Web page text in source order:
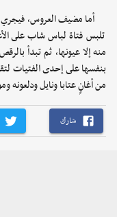
أما مضيف العروس،
تلبس فتاة لباس شاب على
منه إلا عيونها، ثم تبدأ
بنفسها على إحدى الفتيات
من أغانٍ عتابا ونايل ودلعونه
شارك